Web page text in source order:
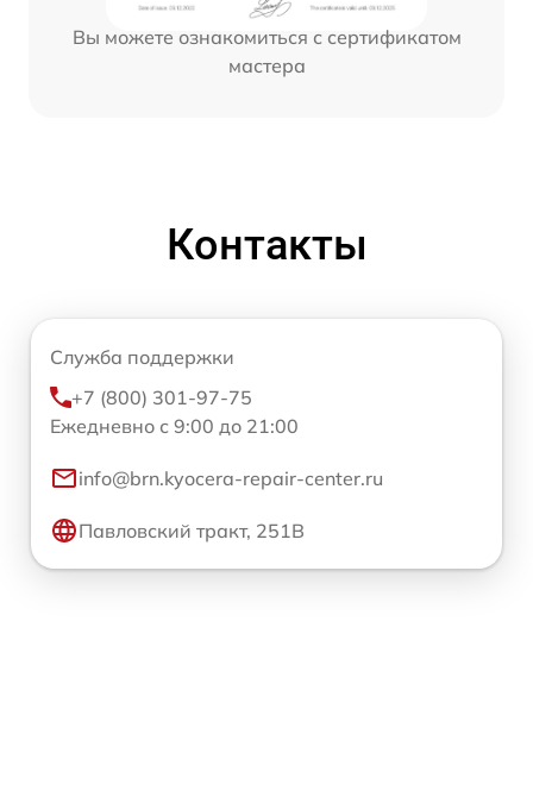
Вы можете ознакомиться с сертификатом
мастера
Контакты
Служба поддержки
+7 (800) 301-97-75
Ежедневно с 9:00 до 21:00
info@brn.kyocera-repair-center.ru
Павловский тракт, 251В